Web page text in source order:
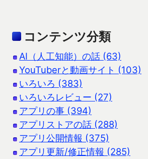
コンテンツ分類
AI（人工知能）の話 (63)
YouTuberと動画サイト (103)
いろいろ (383)
いろいろレビュー (27)
アプリの事 (394)
アプリストアの話 (288)
アプリ公開情報 (375)
アプリ更新/修正情報 (285)